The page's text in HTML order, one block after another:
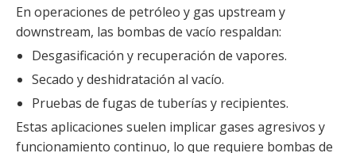
En operaciones de petróleo y gas upstream y
downstream, las bombas de vacío respaldan:
Desgasificación y recuperación de vapores.
Secado y deshidratación al vacío.
Pruebas de fugas de tuberías y recipientes.
Estas aplicaciones suelen implicar gases agresivos y
funcionamiento continuo, lo que requiere bombas de